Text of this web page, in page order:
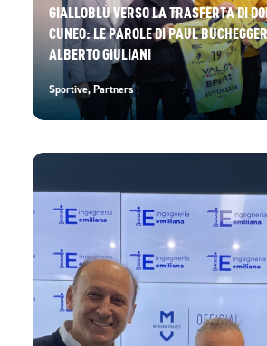
GIALLOBLÙ VERSO LA TRASFERTA DI
CUNEO: LE PAROLE DI PAUL
ALBERTO GIULIANI
Sportive,Partners